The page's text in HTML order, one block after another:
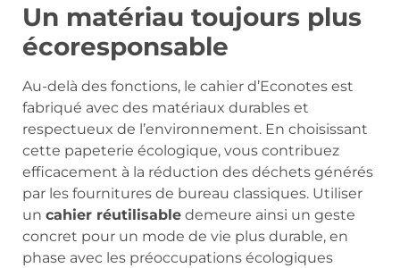
Un matériau toujours plus
écoresponsable
Au-delà des fonctions, le cahier d’Econotes est
fabriqué avec des matériaux durables et
respectueux de l’environnement. En choisissant
cette papeterie écologique, vous contribuez
efficacement à la réduction des déchets générés
par les fournitures de bureau classiques. Utiliser
un cahier réutilisable demeure ainsi un geste
concret pour un mode de vie plus durable, en
phase avec les préoccupations écologiques